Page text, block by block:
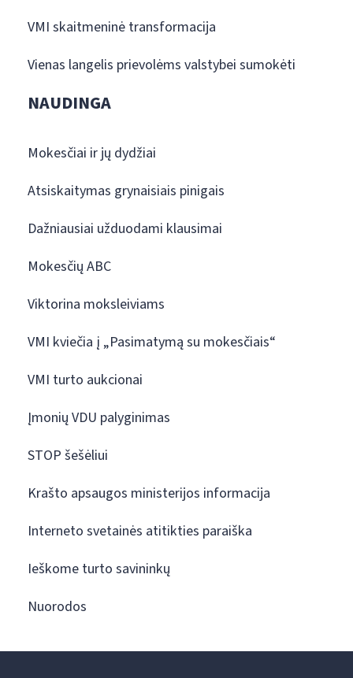
VMI skaitmeninė transformacija
Vienas langelis prievolėms valstybei sumokėti
NAUDINGA
Mokesčiai ir jų dydžiai
Atsiskaitymas grynaisiais pinigais
Dažniausiai užduodami klausimai
Mokesčių ABC
Viktorina moksleiviams
VMI kviečia į „Pasimatymą su mokesčiais“
VMI turto aukcionai
Įmonių VDU palyginimas
STOP šešėliui
Krašto apsaugos ministerijos informacija
Interneto svetainės atitikties paraiška
Ieškome turto savininkų
Nuorodos